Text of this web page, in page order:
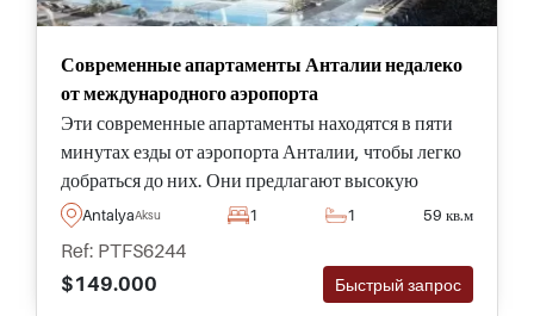
Современные апартаменты Анталии недалеко
от международного аэропорта
Эти современные апартаменты находятся в пяти
минутах езды от аэропорта Анталии, чтобы легко
добраться до них. Они предлагают высокую
инвестиционную ценность для покупателей, что
социальными удобствами.
AntalyaAksu 1 1 59 кв.м
Ref: PTFS6244
$149.000
Быстрый запрос